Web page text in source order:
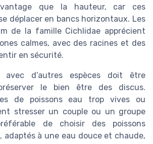
que la hauteur, car ces
déplacer en bancs horizontaux. Les
de la famille Cichlidae apprécient
calmes, avec des racines et des
en sécurité.
avec d’autres espèces doit être
le bien être des discus.
de poissons eau trop vives ou
stresser un couple ou un groupe
de choisir des poissons
adaptés à une eau douce et chaude,